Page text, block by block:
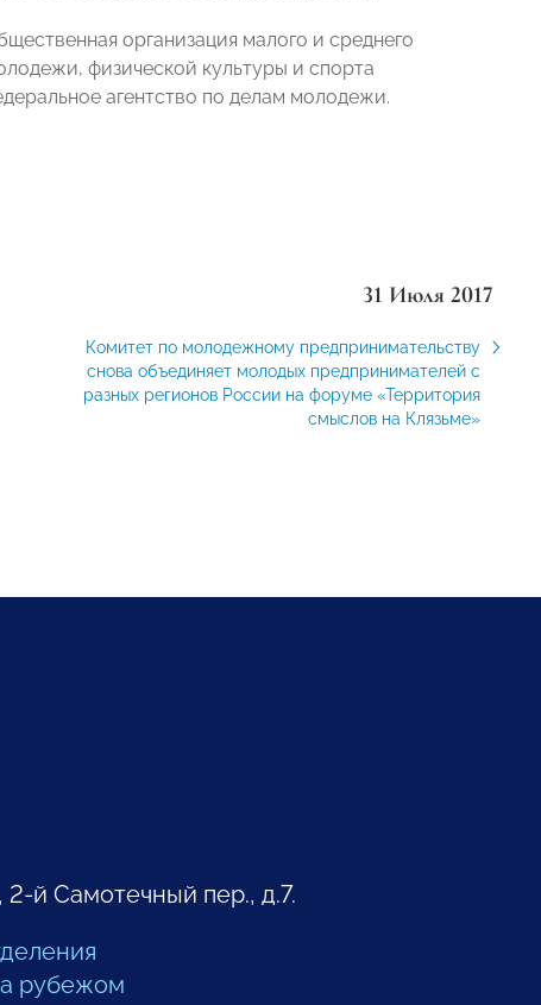
организация малого и среднего
физической культуры и спорта
агентство по делам молодежи.
31 Июля 2017
Комитет по молодежному предпринимательству
снова объединяет молодых предпринимателей с
разных регионов России на форуме «Территория
смыслов на Клязьме»
2-й Самотечный пер., д.7.
рубежом